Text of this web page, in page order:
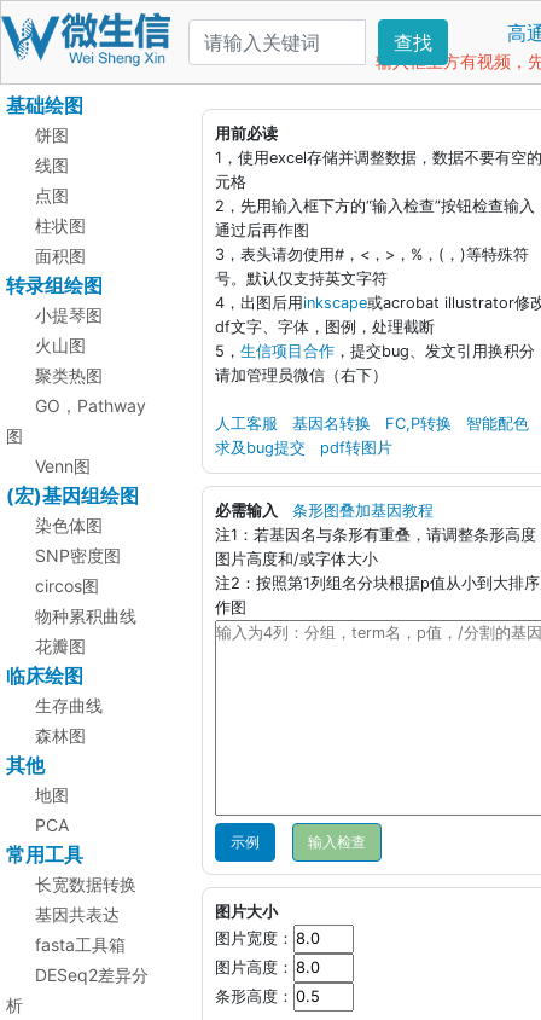
查找 高
输入框上方有视频，
基础绘图
饼图
线图
点图
柱状图
面积图
转录组绘图
小提琴图
火山图
聚类热图
GO，Pathway
图
Venn图
(宏)基因组绘图
染色体图
SNP密度图
circos图
物种累积曲线
花瓣图
临床绘图
生存曲线
森林图
其他
地图
PCA
常用工具
长宽数据转换
基因共表达
fasta工具箱
DESeq2差异分
析
用前必读
1，使用excel存储并调整数据，数据不要有空
元格
2，先用输入框下方的“输入检查”按钮检查输入
通过后再作图
3，表头请勿使用#，<，>，%，(，)等特殊符
号。默认仅支持英文字符
4，出图后用inkscape或acrobat illustrator修
df文字、字体，图例，处理截断
5， 生信项目合作 ，提交bug、发文引用换积分
请加管理员微信（右下）
人工客服 基因名转换 FC,P转换
智能配色
求及bug提交
pdf转图片
必需输入
条形图叠加基因教程
注1：若基因名与条形有重叠，请调整条形高度
图片高度和/或字体大小
注2：按照第1列组名分块根据p值从小到大排
作图
示例
图片大小
图片宽度：
图片高度：
条形高度：